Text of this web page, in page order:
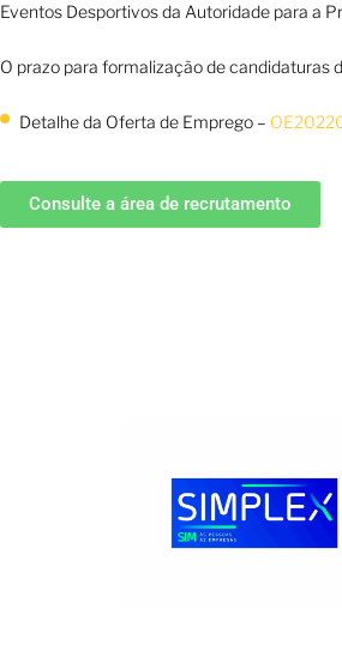
Eventos Desportivos da Autoridade para a
O prazo para formalização de candidaturas
Detalhe da Oferta de Emprego –
Consulte a área de recrutamento